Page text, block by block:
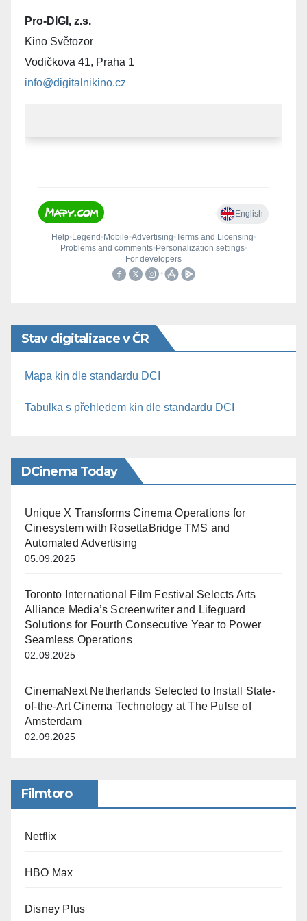
Pro-DIGI, z.s.
Kino Světozor
Vodičkova 41, Praha 1
info@digitalnikino.cz
Stav digitalizace v ČR
Mapa kin dle standardu DCI
Tabulka s přehledem kin dle standardu DCI
DCinema Today
Unique X Transforms Cinema Operations for
Cinesystem with RosettaBridge TMS and
Automated Advertising
05.09.2025
Toronto International Film Festival Selects Arts
Alliance Media’s Screenwriter and Lifeguard
Solutions for Fourth Consecutive Year to Power
Seamless Operations
02.09.2025
CinemaNext Netherlands Selected to Install State-
of-the-Art Cinema Technology at The Pulse of
Amsterdam
02.09.2025
Filmtoro
Netflix
HBO Max
Disney Plus